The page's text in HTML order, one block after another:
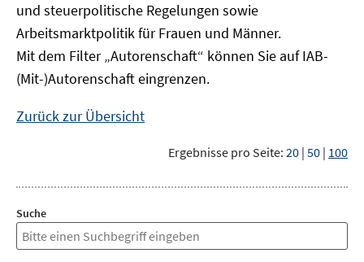
und steuerpolitische Regelungen sowie
Arbeitsmarktpolitik für Frauen und Männer.
Mit dem Filter „Autorenschaft“ können Sie auf IAB-
(Mit-)Autorenschaft eingrenzen.
Zurück zur Übersicht
Ergebnisse pro Seite: 20 | 50 | 100
Suche